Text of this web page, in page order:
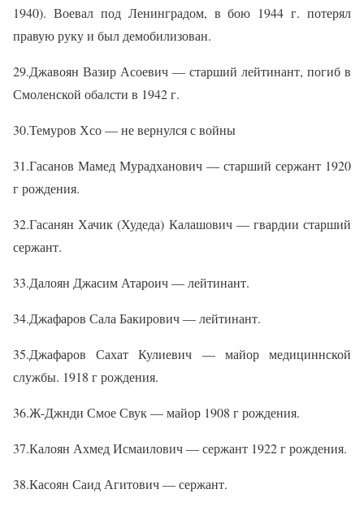
1940). Воевал под Ленинградом, в бою 1944 г. потерял
правую руку и был демобилизован.
29.Джавоян Вазир Асоевич — старший лейтинант, погиб в
Смоленской обалсти в 1942 г.
30.Темуров Хсо — не вернулся с войны
31.Гасанов Мамед Мурадханович — старший сержант 1920
г рождения.
32.Гасанян Хачик (Худеда) Калашович — гвардии старший
сержант.
33.Далоян Джасим Атароич — лейтинант.
34.Джафаров Сала Бакирович — лейтинант.
35.Джафаров Сахат Кулиевич — майор медициннской
службы. 1918 г рождения.
36.Ж-Джнди Смое Свук — майор 1908 г рождения.
37.Калоян Ахмед Исмаилович — сержант 1922 г рождения.
38.Касоян Саид Агитович — сержант.